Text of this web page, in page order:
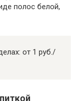
полос белой,
от 1 руб./